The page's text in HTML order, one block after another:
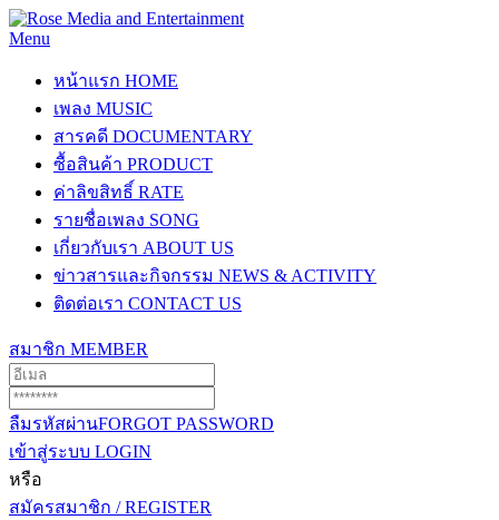
Menu
หน้าแรก HOME
เพลง MUSIC
สารคดี DOCUMENTARY
ซื้อสินค้า PRODUCT
ค่าลิขสิทธิ์ RATE
รายชื่อเพลง SONG
เกี่ยวกับเรา ABOUT US
ข่าวสารและกิจกรรม NEWS & ACTIVITY
ติดต่อเรา CONTACT US
สมาชิก MEMBER
ลืมรหัสผ่านFORGOT PASSWORD
เข้าสู่ระบบ LOGIN
หรือ
สมัครสมาชิก / REGISTER